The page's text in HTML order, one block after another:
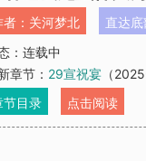
： 关河梦北 直达底
：连载中
章节： 29宣祝宴 （
节目录
点击阅读